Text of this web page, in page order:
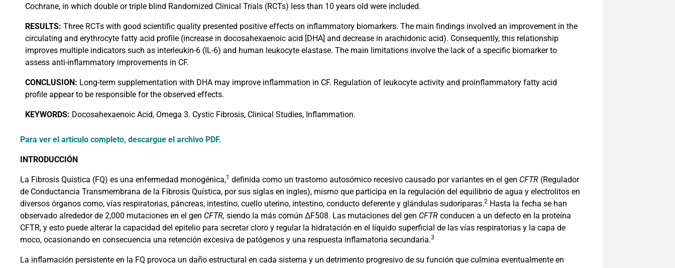
Cochrane, in which double or triple blind Randomized Clinical Trials (RCTs) less than 10 years old were included.
RESULTS: Three RCTs with good scientific quality presented positive effects on inflammatory biomarkers. The main findings involved an improvement in the
circulating and erythrocyte fatty acid profile (increase in docosahexaenoic acid [DHA] and decrease in arachidonic acid). Consequently, this relationship
improves multiple indicators such as interleukin-6 (IL-6) and human leukocyte elastase. The main limitations involve the lack of a specific biomarker to
assess anti-inflammatory improvements in CF.
CONCLUSION: Long-term supplementation with DHA may improve inflammation in CF. Regulation of leukocyte activity and proinflammatory fatty acid
profile appear to be responsible for the observed effects.
KEYWORDS: Docosahexaenoic Acid, Omega 3. Cystic Fibrosis, Clinical Studies, Inflammation.
Para ver el artículo completo, descargue el archivo PDF.
INTRODUCCIÓN
La Fibrosis Quística (FQ) es una enfermedad monogénica,1 definida como un trastorno autosómico recesivo causado por variantes en el gen CFTR (Regulador
de Conductancia Transmembrana de la Fibrosis Quística, por sus siglas en ingles), mismo que participa en la regulación del equilibrio de agua y electrolitos en
diversos órganos como, vías respiratorias, páncreas, intestino, cuello uterino, intestino, conducto deferente y glándulas sudoríparas.2 Hasta la fecha se han
observado alrededor de 2,000 mutaciones en el gen CFTR, siendo la más común ∆F508. Las mutaciones del gen CFTR conducen a un defecto en la proteína
CFTR, y esto puede alterar la capacidad del epitelio para secretar cloro y regular la hidratación en el líquido superficial de las vías respiratorias y la capa de
moco, ocasionando en consecuencia una retención excesiva de patógenos y una respuesta inflamatoria secundaria.3
La inflamación persistente en la FQ provoca un daño estructural en cada sistema y un detrimento progresivo de su función que culmina eventualmente en